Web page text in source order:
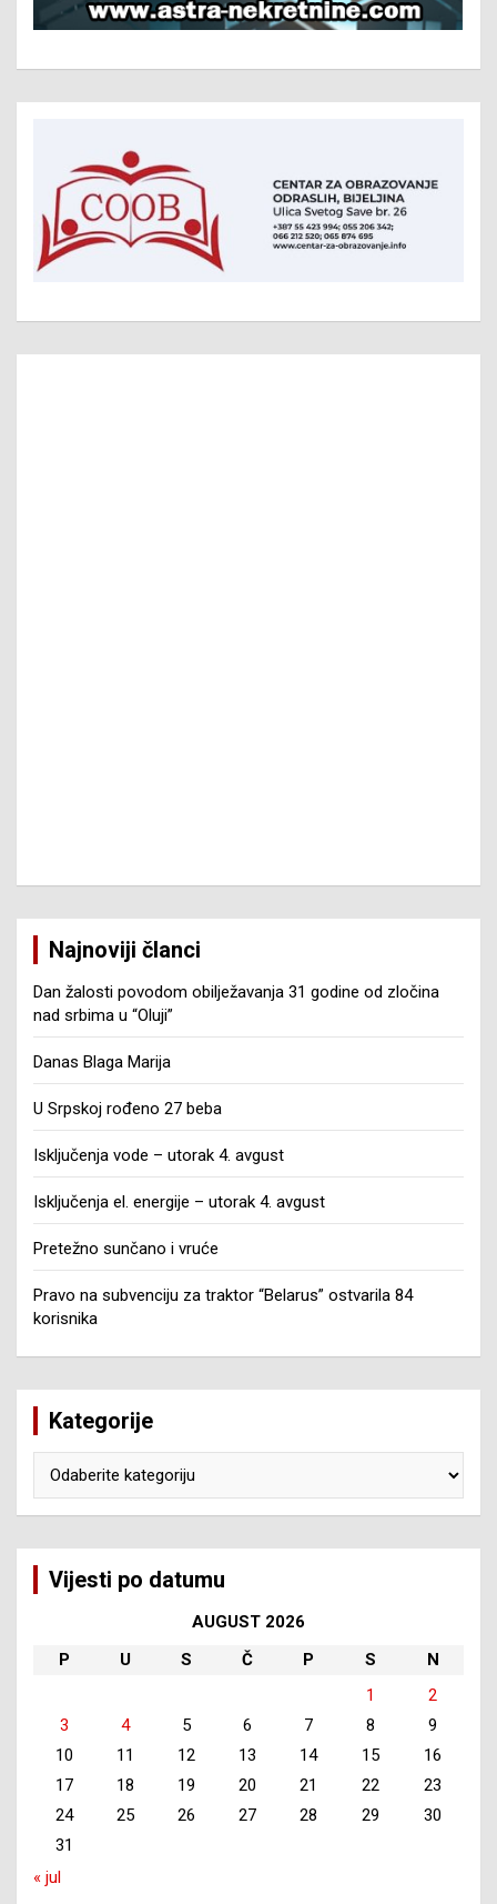
Najnoviji članci
Dan žalosti povodom obilježavanja 31 godine od zločina
nad srbima u “Oluji”
Danas Blaga Marija
U Srpskoj rođeno 27 beba
Isključenja vode – utorak 4. avgust
Isključenja el. energije – utorak 4. avgust
Pretežno sunčano i vruće
Pravo na subvenciju za traktor “Belarus” ostvarila 84
korisnika
Kategorije
Vijesti po datumu
AUGUST 2026
P
U S Č P S
N
1
2
3
4 5 6 7 8
9
10
11 12 13 14 15
16
17
18 19 20 21 22
23
24
25 26 27 28 29
30
31
« jul